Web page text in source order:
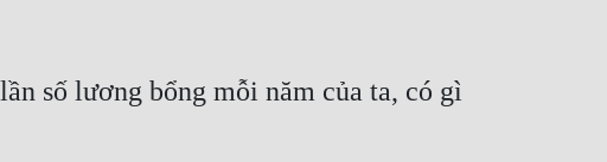
số lương bổng mỗi năm của ta, có gì